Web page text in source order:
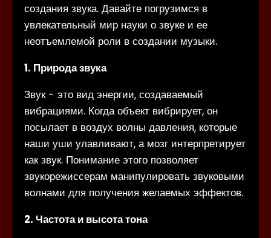
создания звука. Давайте погрузимся в
увлекательный мир науки о звуке и ее
неотъемлемой роли в создании музыки.
1. Природа звука
Звук - это вид энергии, создаваемый
вибрациями. Когда объект вибрирует, он
посылает в воздух волны давления, которые
наши уши улавливают, а мозг интерпретирует
как звук. Понимание этого позволяет
звукорежиссерам манипулировать звуковыми
волнами для получения желаемых эффектов.
2. Частота и высота тона